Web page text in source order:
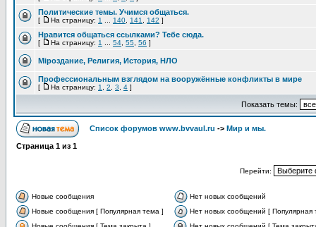
Политические темы. Учимся общаться.
[ На страницу: 1 140 141 142 ]
Нравится общаться ссылками? Тебе сюда.
[ На страницу: 1 54 55 56 ]
Мiроздание, Религия, История, НЛО
Профессиональным взглядом на вооружённые конфликты в мире
[ На страницу: 1 2 3 4 ]
Показать темы:
Список форумов www.bvvaul.ru -> Мир и мы.
Страница 1 из 1
Перейти:
Новые сообщения
Нет новых сообщений
Новые сообщения [ Популярная тема ]
Нет новых сообщений [ Популярная